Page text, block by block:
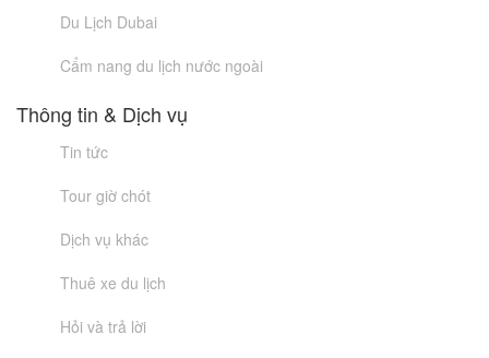
Du Lịch Dubai
Cẩm nang du lịch nước ngoài
Thông tin & Dịch vụ
Tin tức
Tour giờ chót
Dịch vụ khác
Thuê xe du lịch
Hỏi và trả lời